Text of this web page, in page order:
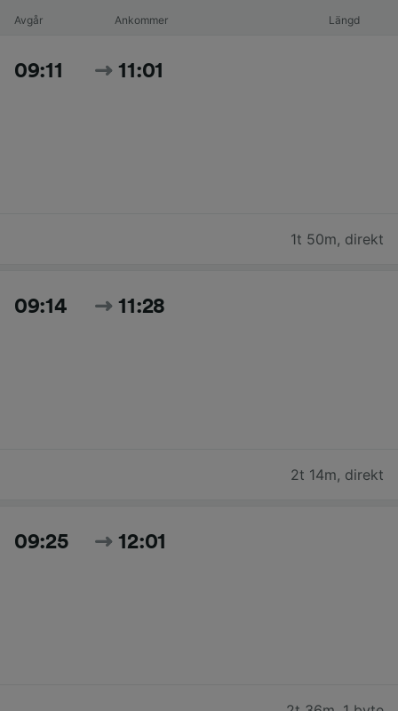
Avgår Ankommer Längd
09:11 11:01
1t 50m, direkt
09:14 11:28
2t 14m, direkt
09:25 12:01